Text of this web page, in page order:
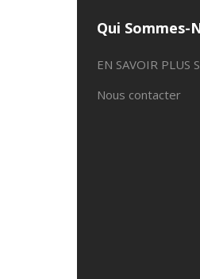
Qui Sommes-
EN SAVOIR PLUS
Nous contacter